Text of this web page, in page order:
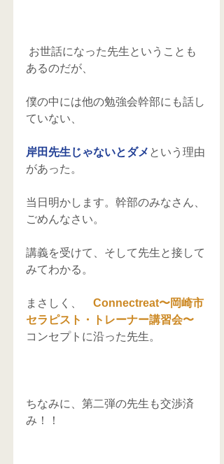
あるのだが、
僕の中には他の勉強会幹部にも話し
ていない、
岸田先生じゃないとダメ という理由
があった。
当日明かします。幹部のみなさん、
ごめんなさい。
講義を受けて、そして先生と接して
みてわかる。
まさしく、 Connectreat〜岡崎市
セラピスト・トレーナー講習会〜
コンセプトに沿った先生。
ちなみに、第二弾の先生も交渉済
み！！